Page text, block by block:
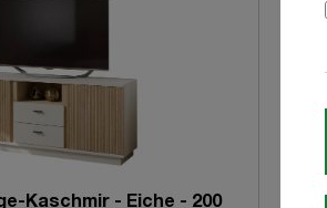
Kaschmir - Eiche - 200